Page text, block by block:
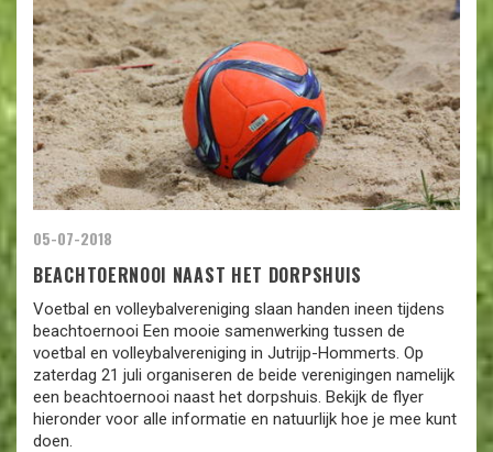
05-07-2018
BEACHTOERNOOI NAAST HET DORPSHUIS
Voetbal en volleybalvereniging slaan handen ineen tijdens
beachtoernooi Een mooie samenwerking tussen de
voetbal en volleybalvereniging in Jutrijp-Hommerts. Op
zaterdag 21 juli organiseren de beide verenigingen namelijk
een beachtoernooi naast het dorpshuis. Bekijk de flyer
hieronder voor alle informatie en natuurlijk hoe je mee kunt
doen.